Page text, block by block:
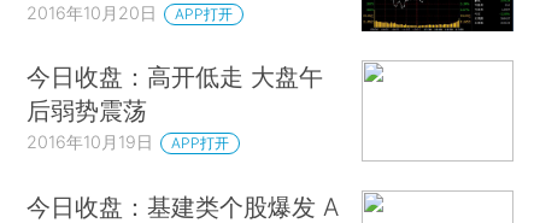
2016年10月20日 APP打开
今日收盘：高开低走 大盘午
后弱势震荡
2016年10月19日 APP打开
今日收盘：基建类个股爆发 A